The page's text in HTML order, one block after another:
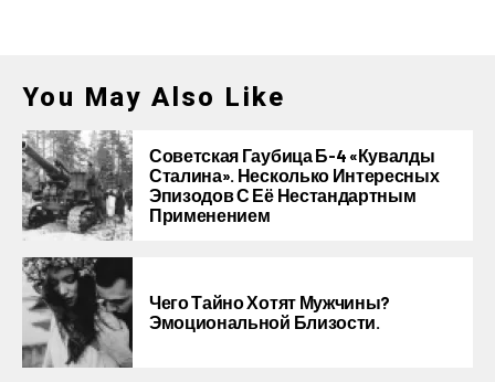
You May Also Like
Советская Гаубица Б-4 «Кувалды
Сталина». Несколько Интересных
Эпизодов С Её Нестандартным
Применением
Чего Тайно Хотят Мужчины?
Эмоциональной Близости.